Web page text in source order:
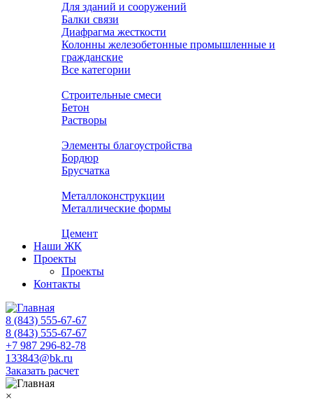
Для зданий и сооружений
Балки связи
Диафрагма жесткости
Колонны железобетонные промышленные и
гражданские
Все категории
Строительные смеси
Бетон
Растворы
Элементы благоустройства
Бордюр
Брусчатка
Металлоконструкции
Металлические формы
Цемент
Наши ЖК
Проекты
Проекты
Контакты
8 (843) 555-67-67
8 (843) 555-67-67
+7 987 296-82-78
133843@bk.ru
Заказать расчет
×